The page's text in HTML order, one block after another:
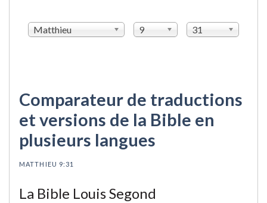
Matthieu 9 31
Comparateur de traductions
et versions de la Bible en
plusieurs langues
MATTHIEU 9:31
La Bible Louis Segond